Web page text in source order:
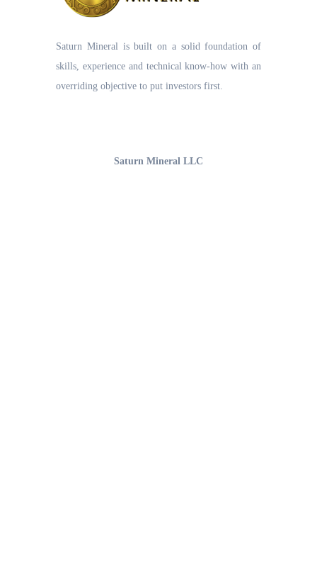
Saturn Mineral is built on a solid foundation of
skills, experience and technical know-how with an
overriding objective to put investors first.
Saturn Mineral LLC